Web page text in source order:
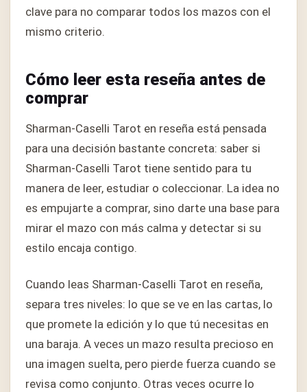
clave para no comparar todos los mazos con el
mismo criterio.
Cómo leer esta reseña antes de
comprar
Sharman-Caselli Tarot en reseña está pensada
para una decisión bastante concreta: saber si
Sharman-Caselli Tarot tiene sentido para tu
manera de leer, estudiar o coleccionar. La idea no
es empujarte a comprar, sino darte una base para
mirar el mazo con más calma y detectar si su
estilo encaja contigo.
Cuando leas Sharman-Caselli Tarot en reseña,
separa tres niveles: lo que se ve en las cartas, lo
que promete la edición y lo que tú necesitas en
una baraja. A veces un mazo resulta precioso en
una imagen suelta, pero pierde fuerza cuando se
revisa como conjunto. Otras veces ocurre lo